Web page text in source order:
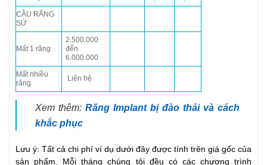
CẦU RĂNG
SỨ
Mất 1 răng
2.500.000
đến
6.000.000
Mất nhiều
răng
Liên hệ
Xem thêm: Răng Implant bị đào thải và cách
khắc phục
Lưu ý: Tất cả chi phí ví dụ dưới đây được tính trên giá gốc của
sản phẩm. Mỗi tháng chúng tôi đều có các chương trình